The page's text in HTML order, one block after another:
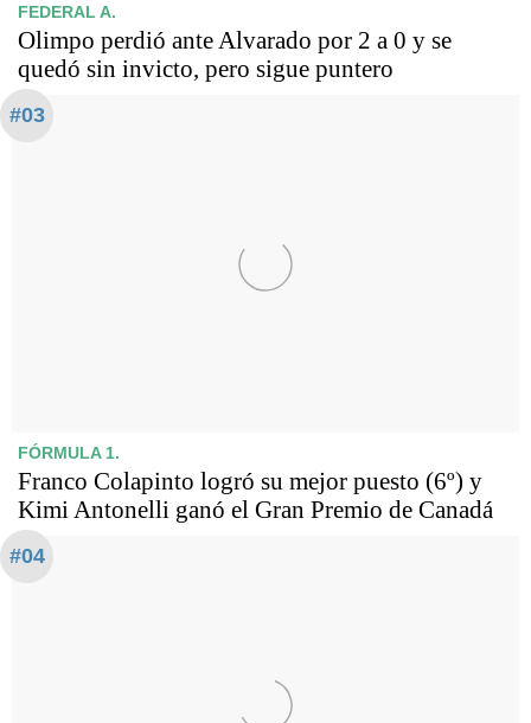
FEDERAL A.
Olimpo perdió ante Alvarado por 2 a 0 y se
quedó sin invicto, pero sigue puntero
#03
FÓRMULA 1.
Franco Colapinto logró su mejor puesto (6º) y
Kimi Antonelli ganó el Gran Premio de Canadá
#04